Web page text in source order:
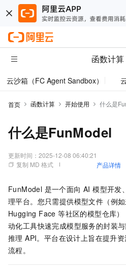
函数计算
云沙箱（FC Agent Sandbox）
首页 函数计算 开始使用 什么是
什么是FunModel
更新时间： 2025-12-08 06:40:21
复制 MD 格式
产品详情
FunModel 是一个面向 AI 模型开发
理平台。您只需提供模型文件（例
Hugging Face 等社区的模型仓库
动化工具快速完成模型服务的封装
推理 API。平台在设计上旨在提升
流程。